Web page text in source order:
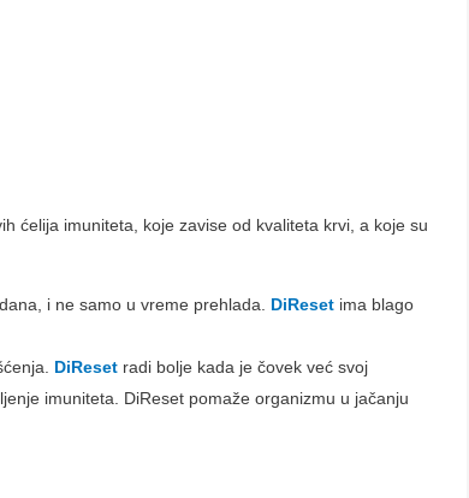
ćelija imuniteta, koje zavise od kvaliteta krvi, a koje su
i ne samo u vreme prehlada. DiReset ima blago
DiReset radi bolje kada je čovek već svoj
imuniteta. DiReset pomaže organizmu u jačanju